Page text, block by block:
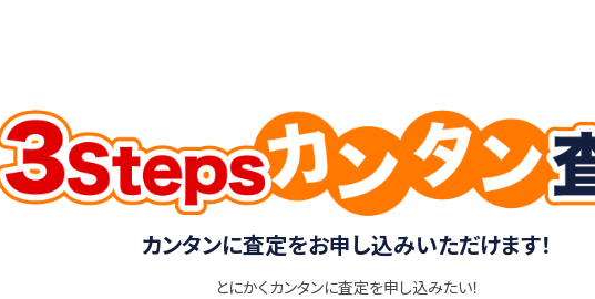
カンタンに査定をお申し込みいただけます！
とにかくカンタンに査定を申し込みたい！